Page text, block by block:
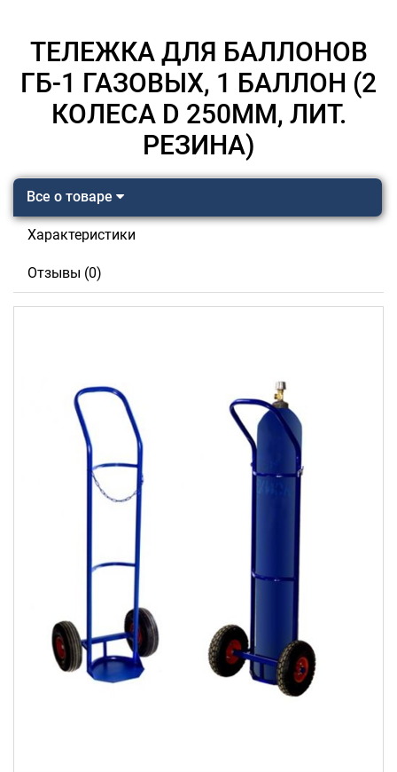
ТЕЛЕЖКА ДЛЯ БАЛЛОНОВ
ГБ-1 ГАЗОВЫХ, 1 БАЛЛОН (2
КОЛЕСА D 250ММ, ЛИТ.
РЕЗИНА)
Все о товаре
Характеристики
Отзывы (0)